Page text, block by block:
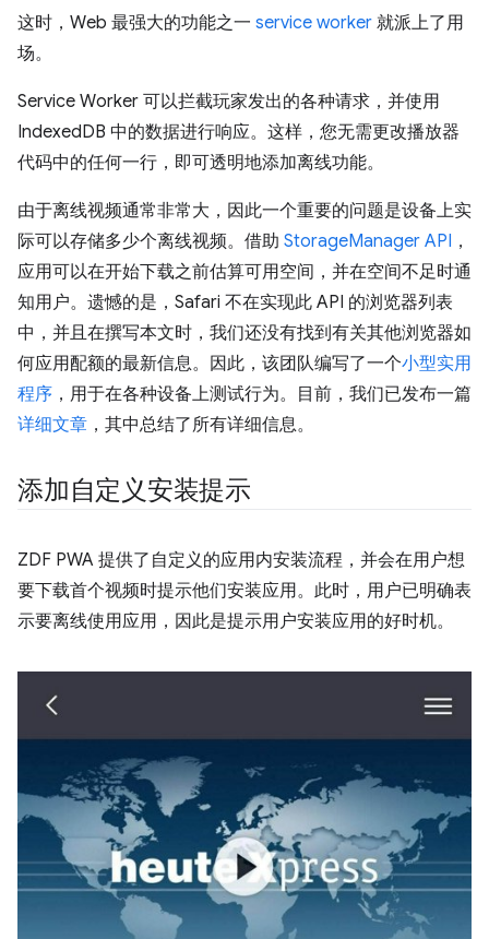
这时，Web 最强大的功能之一 service worker 就派上了用
场。
Service Worker 可以拦截玩家发出的各种请求，并使用
IndexedDB 中的数据进行响应。这样，您无需更改播放器
代码中的任何一行，即可透明地添加离线功能。
由于离线视频通常非常大，因此一个重要的问题是设备上实
际可以存储多少个离线视频。借助 StorageManager API ，
应用可以在开始下载之前估算可用空间，并在空间不足时通
知用户。遗憾的是，Safari 不在实现此 API 的浏览器列表
中，并且在撰写本文时，我们还没有找到有关其他浏览器如
何应用配额的最新信息。因此，该团队编写了一个小型实用
程序 ，用于在各种设备上测试行为。目前，我们已发布一篇
详细文章 ，其中总结了所有详细信息。
添加自定义安装提示
ZDF PWA 提供了自定义的应用内安装流程，并会在用户想
要下载首个视频时提示他们安装应用。此时，用户已明确表
示要离线使用应用，因此是提示用户安装应用的好时机。